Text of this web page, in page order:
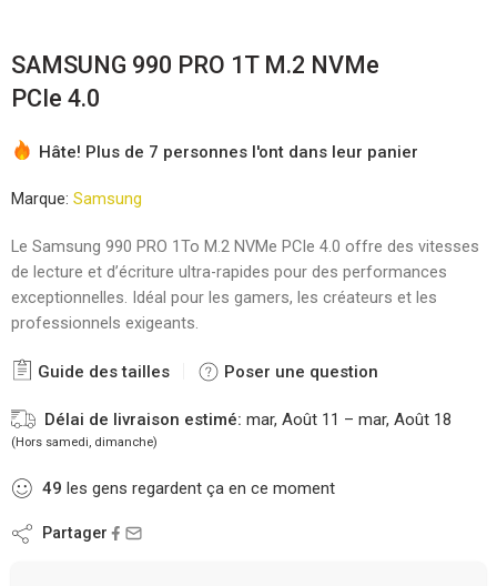
SAMSUNG 990 PRO 1T M.2 NVMe
PCIe 4.0
Hâte! Plus de 7 personnes l'ont dans leur panier
Marque: Samsung
Le Samsung 990 PRO 1To M.2 NVMe PCIe 4.0 offre des vitesses
de lecture et d’écriture ultra-rapides pour des performances
exceptionnelles. Idéal pour les gamers, les créateurs et les
professionnels exigeants.
Guide des tailles Poser une question
Délai de livraison estimé: mar, Août 11 – mar, Août 18
(Hors samedi, dimanche)
49 les gens regardent ça en ce moment
Partager